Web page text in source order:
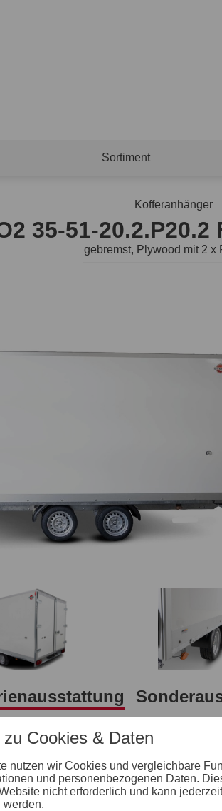
Sortiment
Kofferanhänger
35-51-
gebremst, Plywood mit 2 x
Plywoodplatten 15 mm stark aus
Mehrschichtholz mit weißer
Aluprofile mit variablen
zu Cookies & Daten
nutzen wir Cookies und vergleichbare
und personenbezogenen Daten.
nicht erforderlich und kann
werden.